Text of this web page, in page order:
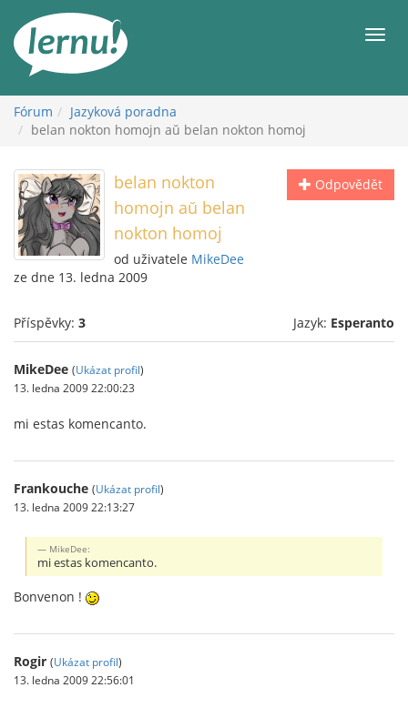
obsahu
Fórum
Jazyková poradna
belan nokton homojn aŭ belan nokton homoj
Odpovědět
belan nokton
homojn aŭ belan
nokton homoj
od uživatele MikeDee
ze dne 13. ledna 2009
Příspěvky: 3 Jazyk: Esperanto
MikeDee (Ukázat profil)
13. ledna 2009 22:00:23
mi estas komencanto.
Frankouche (Ukázat profil)
13. ledna 2009 22:13:27
MikeDee:
mi estas komencanto.
Bonvenon !
Rogir (Ukázat profil)
13. ledna 2009 22:56:01